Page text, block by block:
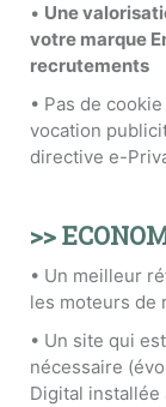
• Une
votre marque
recrutements
• Pas de
vocation
directive e-
>>
• Un meilleur
les moteurs de
• Un site qui
nécessaire
Digital installée